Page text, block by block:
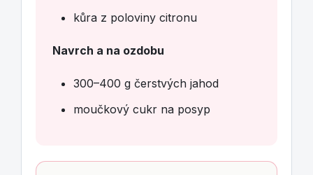
kůra z poloviny citronu
Navrch a na ozdobu
300–400 g čerstvých jahod
moučkový cukr na posyp